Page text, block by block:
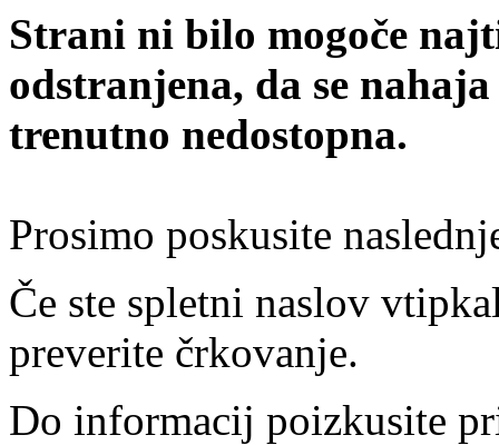
Strani ni bilo mogoče
odstranjena, da se
trenutno nedostopna.
Prosimo poskusite
Če ste spletni naslov
preverite črkovanje.
Do informacij poizkusite